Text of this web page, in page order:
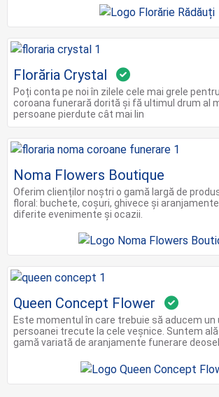
Florăria Crystal
Poți conta pe noi în zilele cele mai grele
coroana funerară dorită și fă ultimul drum al
persoane pierdute cât mai lin
Noma Flowers Boutique
Oferim clienților noștri o gamă largă de
floral: buchete, coșuri, ghivece și
diferite evenimente și ocazii.
Queen Concept Flower
Este momentul în care trebuie să aducem un
persoanei trecute la cele veșnice. Suntem
gamă variată de aranjamente funerare